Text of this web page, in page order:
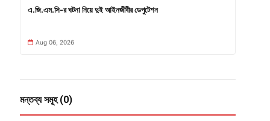
এ.জি.এম.সি-র ঘটনা নিয়ে দুই আইনজীবীর ডেপুটেশন
Aug 06, 2026
মন্তব্য সমূহ (0)